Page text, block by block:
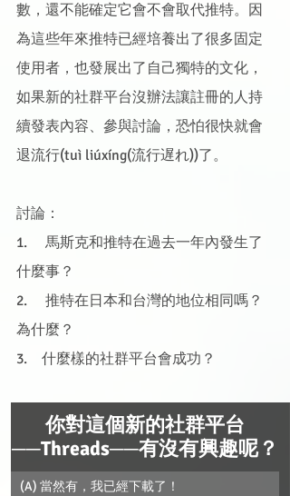
數，還不能確定它會不會取代推特。因
為這些年來推特已經培養出了很多固定
使用者，也發展出了自己獨特的文化，
如果新的社群平台沒辦法讓註冊的人持
續發表內容、參與討論，恐怕很快就會
退流行(tuì liúxíng(流行遅れ))了。
討論：
1.     馬斯克和推特在過去一年內發生了
什麼事？
2.     推特在日本和台灣的地位相同嗎？
為什麼？
3.    什麼樣的社群平台會成功？
你對這個新的社群平台
──Threads──有沒有興趣呢？
(A) 當然有，我已經下載了！